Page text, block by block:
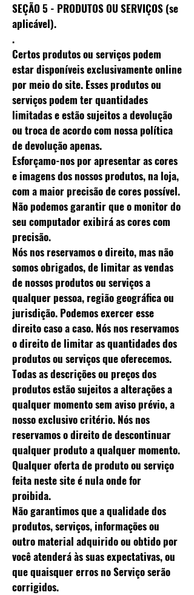
SEÇÃO 5 - PRODUTOS OU SERVIÇOS (se
aplicável).
.
Certos produtos ou serviços podem
estar disponíveis exclusivamente online
por meio do site. Esses produtos ou
serviços podem ter quantidades
limitadas e estão sujeitos a devolução
ou troca de acordo com nossa política
de devolução apenas.
Esforçamo-nos por apresentar as cores
e imagens dos nossos produtos, na loja,
com a maior precisão de cores possível.
Não podemos garantir que o monitor do
seu computador exibirá as cores com
precisão.
Nós nos reservamos o direito, mas não
somos obrigados, de limitar as vendas
de nossos produtos ou serviços a
qualquer pessoa, região geográfica ou
jurisdição. Podemos exercer esse
direito caso a caso. Nós nos reservamos
o direito de limitar as quantidades dos
produtos ou serviços que oferecemos.
Todas as descrições ou preços dos
produtos estão sujeitos a alterações a
qualquer momento sem aviso prévio, a
nosso exclusivo critério. Nós nos
reservamos o direito de descontinuar
qualquer produto a qualquer momento.
Qualquer oferta de produto ou serviço
feita neste site é nula onde for
proibida.
Não garantimos que a qualidade dos
produtos, serviços, informações ou
outro material adquirido ou obtido por
você atenderá às suas expectativas, ou
que quaisquer erros no Serviço serão
corrigidos.